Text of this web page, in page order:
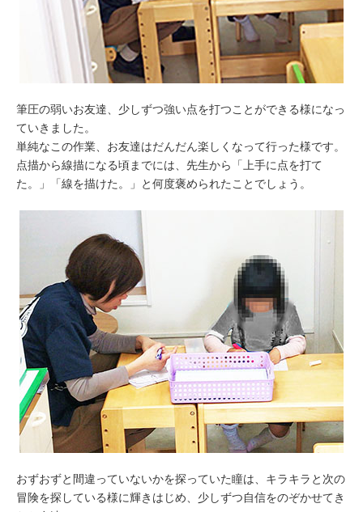
筆圧の弱いお友達、少しずつ強い点を打つことができる様になっ
ていきました。
単純なこの作業、お友達はだんだん楽しくなって行った様です。
点描から線描になる頃までには、先生から「上手に点を打て
た。」「線を描けた。」と何度褒められたことでしょう。
おずおずと間違っていないかを探っていた瞳は、キラキラと次の
冒険を探している様に輝きはじめ、少しずつ自信をのぞかせてき